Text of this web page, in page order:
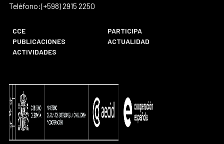
Teléfono:(+598) 2915 2250
CCE
PARTICIPA
PUBLICACIONES
ACTUALIDAD
ACTIVIDADES